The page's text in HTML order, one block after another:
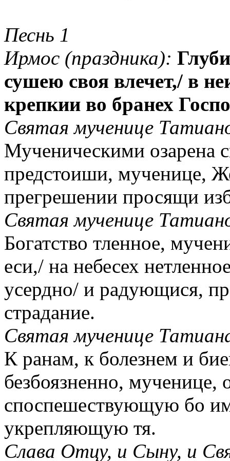
Песнь 1
Ирмос (праздника):
сушею своя влечет,/ в
крепкии во бранех
Святая мученице
Мученическими озарена
предстоиши, мученице,
прегрешении просящи
Святая мученице
Богатство тленное,
еси,/ на небесех
усердно/ и радующися,
страдание.
Святая мученице
К ранам, к болезнем и
безбоязненно, мученице,
споспешествующую бо
укрепляющую тя.
Слава Отцу, и Сыну, и